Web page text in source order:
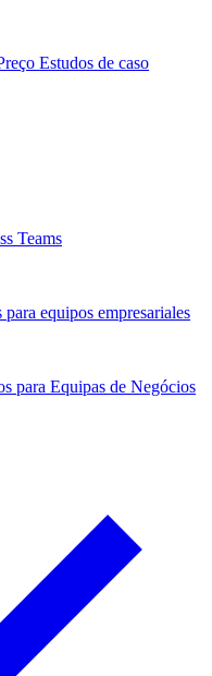
Estudos de caso
Teams
equipos empresariales
para Equipas de Negócios